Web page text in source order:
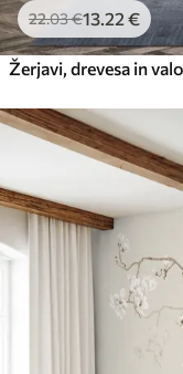
22.03€13 .22 €